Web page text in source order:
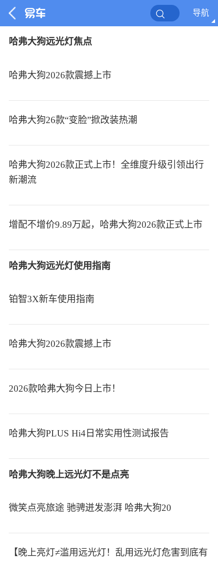
导航
哈弗大狗远光灯焦点
哈弗大狗2026款震撼上市
哈弗大狗26款“变脸”掀改装热潮
哈弗大狗2026款正式上市！全维度升级引领出行
新潮流
增配不增价9.89万起，哈弗大狗2026款正式上市
哈弗大狗远光灯使用指南
铂智3X新车使用指南
哈弗大狗2026款震撼上市
2026款哈弗大狗今日上市！
哈弗大狗PLUS Hi4日常实用性测试报告
哈弗大狗晚上远光灯不是点亮
微笑点亮旅途 驰骋迸发澎湃 哈弗大狗20
【晚上亮灯≠滥用远光灯！乱用远光灯危害到底有